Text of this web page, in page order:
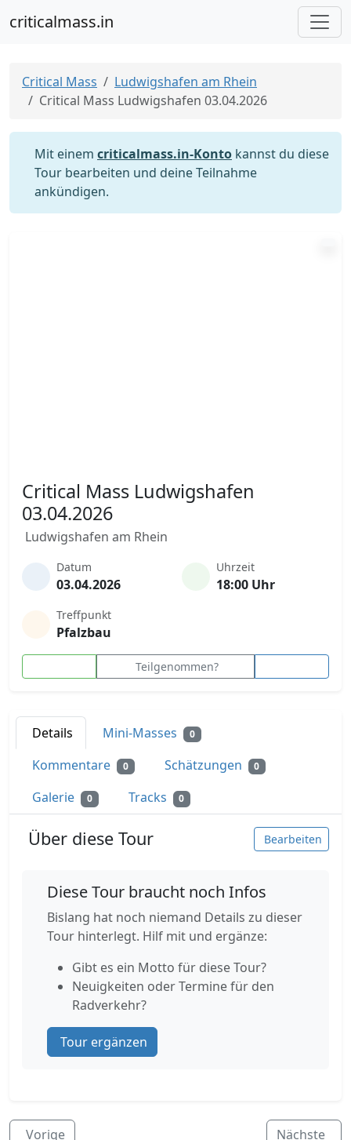
criticalmass.in
Critical Mass
Ludwigshafen am Rhein
Critical Mass Ludwigshafen 03.04.2026
Mit einem criticalmass.in-Konto kannst du diese
Tour bearbeiten und deine Teilnahme
ankündigen.
Critical Mass Ludwigshafen
03.04.2026
Ludwigshafen am Rhein
Datum
03.04.2026
Uhrzeit
18:00 Uhr
Treffpunkt
Pfalzbau
Teilgenommen?
Details Mini-Masses 0
Kommentare 0 Schätzungen 0
Galerie 0 Tracks 0
Über diese Tour Bearbeiten
Diese Tour braucht noch Infos
Bislang hat noch niemand Details zu dieser
Tour hinterlegt. Hilf mit und ergänze:
Gibt es ein Motto für diese Tour?
Neuigkeiten oder Termine für den
Radverkehr?
Tour ergänzen
Vorige Nächste